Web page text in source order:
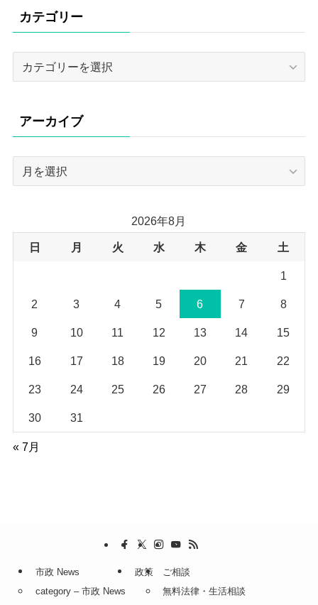
カテゴリー
ー
アーカイブ
ブ
2026年8月
日 月 火 水 木 金 土
1
2 3 4 5 6 7 8
9 10 11 12 13 14 15
16 17 18 19 20 21 22
23 24 25 26 27 28 29
30 31
« 7月
市政 News
category – 市政 News
政策
ご相談
無料法律・生活相談